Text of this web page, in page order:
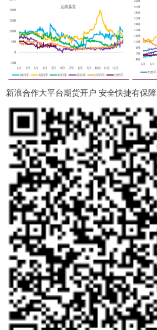
新浪合作大平台期货开户 安全快捷有保障